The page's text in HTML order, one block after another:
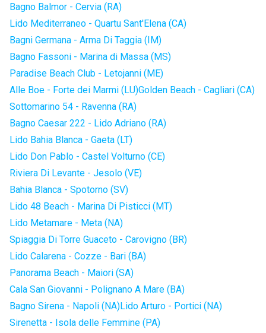
Bagno Balmor - Cervia (RA)
Lido Mediterraneo - Quartu Sant'Elena (CA)
Bagni Germana - Arma Di Taggia (IM)
Bagno Fassoni - Marina di Massa (MS)
Paradise Beach Club - Letojanni (ME)
Alle Boe - Forte dei Marmi (LU)Golden Beach - Cagliari (CA)
Sottomarino 54 - Ravenna (RA)
Bagno Caesar 222 - Lido Adriano (RA)
Lido Bahia Blanca - Gaeta (LT)
Lido Don Pablo - Castel Volturno (CE)
Riviera Di Levante - Jesolo (VE)
Bahia Blanca - Spotorno (SV)
Lido 48 Beach - Marina Di Pisticci (MT)
Lido Metamare - Meta (NA)
Spiaggia Di Torre Guaceto - Carovigno (BR)
Lido Calarena - Cozze - Bari (BA)
Panorama Beach - Maiori (SA)
Cala San Giovanni - Polignano A Mare (BA)
Bagno Sirena - Napoli (NA)Lido Arturo - Portici (NA)
Sirenetta - Isola delle Femmine (PA)